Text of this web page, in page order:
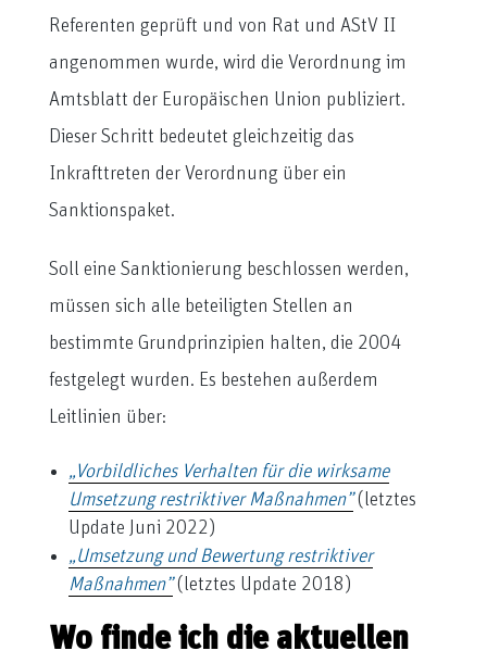
Referenten geprüft und von Rat und AStV II
angenommen wurde, wird die Verordnung im
Amtsblatt der Europäischen Union publiziert.
Dieser Schritt bedeutet gleichzeitig das
Inkrafttreten der Verordnung über ein
Sanktionspaket.
Soll eine Sanktionierung beschlossen werden,
müssen sich alle beteiligten Stellen an
bestimmte Grundprinzipien halten, die 2004
festgelegt wurden. Es bestehen außerdem
Leitlinien über:
„Vorbildliches Verhalten für die wirksame
Umsetzung restriktiver Maßnahmen”(letztes
Update Juni 2022)
„Umsetzung und Bewertung restriktiver
Maßnahmen”(letztes Update 2018)
Wo finde ich die aktuellen